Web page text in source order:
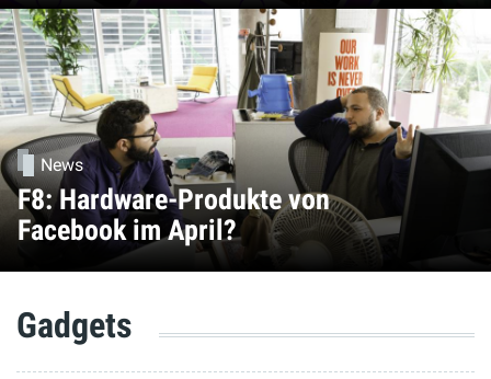
News
F8: Hardware-Produkte von
Facebook im April?
Gadgets